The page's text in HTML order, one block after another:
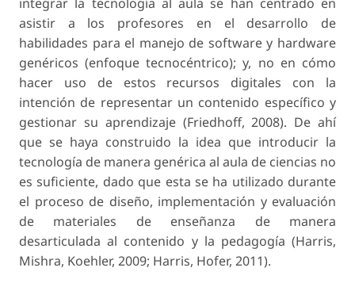
asistir a los profesores en el desarrollo de
habilidades para el manejo de software y hardware
genéricos (enfoque tecnocéntrico); y, no en cómo
hacer uso de estos recursos digitales con la
intención de representar un contenido específico y
gestionar su aprendizaje (Friedhoff, 2008). De ahí
que se haya construido la idea que introducir la
tecnología de manera genérica al aula de ciencias no
es suficiente, dado que esta se ha utilizado durante
el proceso de diseño, implementación y evaluación
de materiales de enseñanza de manera
desarticulada al contenido y la pedagogía (Harris,
Mishra, Koehler, 2009; Harris, Hofer, 2011).